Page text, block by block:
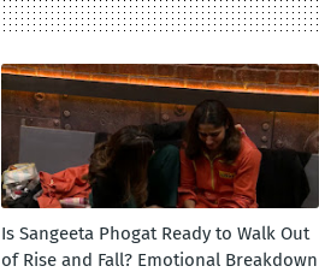
Is Sangeeta Phogat Ready to Walk Out
of Rise and Fall? Emotional Breakdown